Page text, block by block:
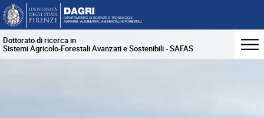
Dottorato di ricerca in
Sistemi Agricolo-Forestali Avanzati e Sostenibili - SAFAS